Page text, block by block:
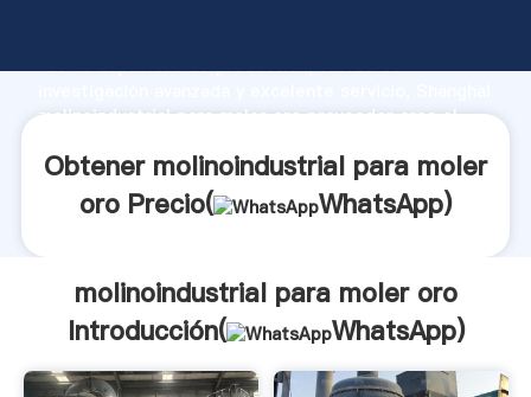
fuerte capacidad de producción, fuerza de
molinoindustrial para moler oro proveedor crea el
Obtener molinoindustrial para moler
oro Precio(
WhatsApp)
molinoindustrial para moler oro
Introducción(
WhatsApp)